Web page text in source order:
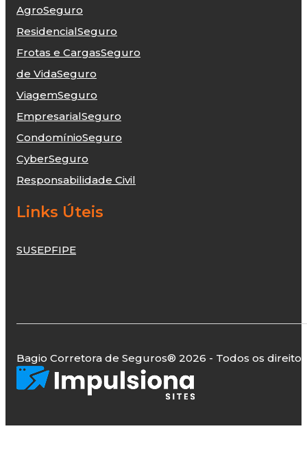
AgroSeguro
ResidencialSeguro
Frotas e CargasSeguro
de VidaSeguro
ViagemSeguro
EmpresarialSeguro
CondomínioSeguro
CyberSeguro
Responsabilidade Civil
Links Úteis
SUSEPFIPE
Bagio Corretora de Seguros® 2026 - Todos os